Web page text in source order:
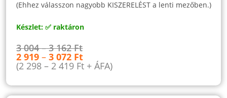
(Ehhez válasszon nagyobb KISZERELÉST a lenti mezőben.)
Készlet: ✅ raktáron
3 004–3 162Ft
2 919–3 072 Ft
(2 298– 2 419 Ft + ÁFA)